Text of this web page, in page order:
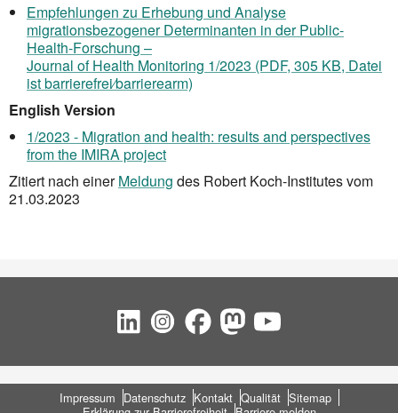
Empfehlungen zu Erhebung und Analyse
migrationsbezogener Determinanten in der Public-
Health-Forschung –
Journal of Health Monitoring 1/2023 (PDF, 305 KB, Datei
ist barrierefrei⁄barrierearm)
English Version
1/2023 - Migration and health: results and perspectives
from the IMIRA project
Zitiert nach einerMeldung des Robert Koch-Institutes vom
21.03.2023
Social Bookmarks
FußbereichImpressum Datenschutz Kontakt Qualität Sitemap